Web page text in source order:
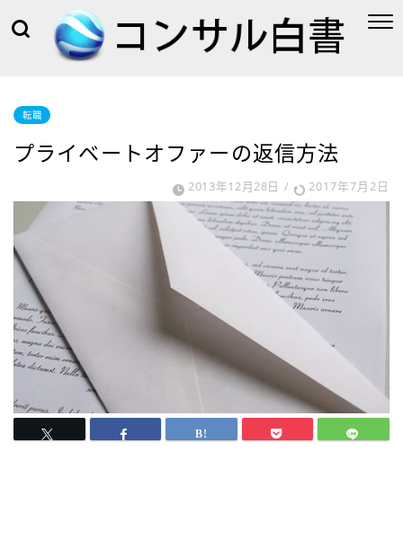
転職
プライベートオファーの返信方法
2013年12月28日 / 2017年7月2日